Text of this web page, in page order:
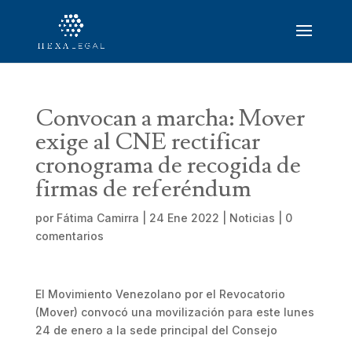
Convocan a marcha: Mover
exige al CNE rectificar
cronograma de recogida de
firmas de referéndum
por Fátima Camirra 24 Ene 2022 Noticias
0
comentarios
El Movimiento Venezolano por el Revocatorio
(Mover) convocó una movilización para este lunes
24 de enero a la sede principal del Consejo